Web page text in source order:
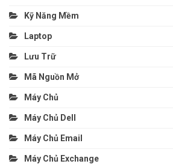
Kỹ Năng Mềm
Laptop
Lưu Trữ
Mã Nguồn Mở
Máy Chủ
Máy Chủ Dell
Máy Chủ Email
Máy Chủ Exchange